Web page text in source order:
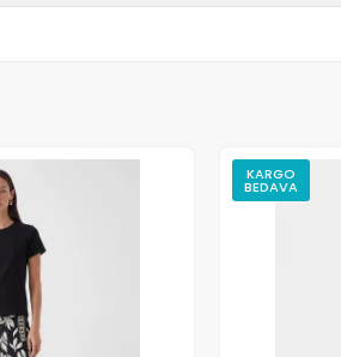
KARGO
BEDAVA